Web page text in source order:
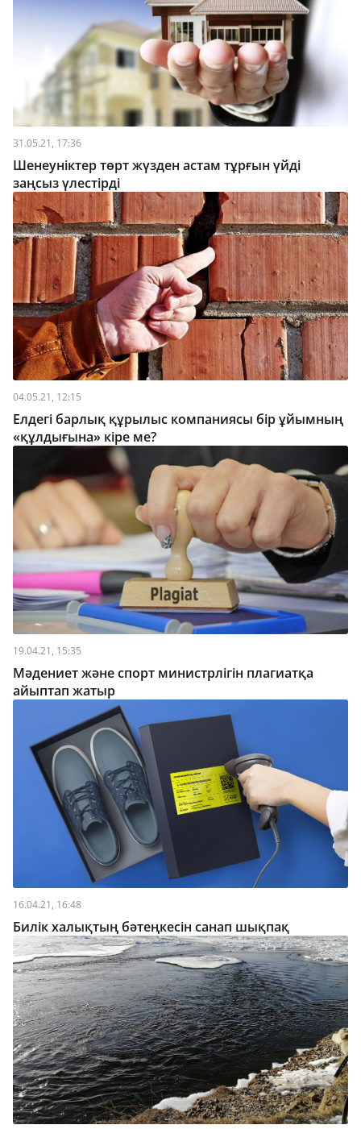
31.05.21, 17:36
Шенеуніктер төрт жүзден астам тұрғын үйді
заңсыз үлестірді
04.05.21, 12:15
Елдегі барлық құрылыс компаниясы бір ұйымның
«құлдығына» кіре ме?
19.04.21, 15:35
Мәдениет және спорт министрлігін плагиатқа
айыптап жатыр
16.04.21, 16:48
Билік халықтың бәтеңкесін санап шықпақ